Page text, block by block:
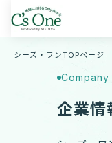
シーズ・ワンTOPページ
Company
企業情